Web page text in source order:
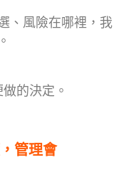
、風險在哪裡，我
的決定。
管理會